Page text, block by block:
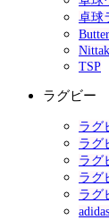
卓球
TSP
ラグビー
ラグ
ラグ
ラグ
ラグ
ラグ
adidas